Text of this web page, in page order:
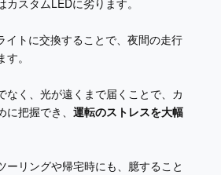
スタムLEDに劣ります。
イトに交換することで、夜間の走行
。
なく、光が遠くまで届くことで、カ
把握でき、 運転のストレスを大幅
ーリングや帰宅時にも、臆すること